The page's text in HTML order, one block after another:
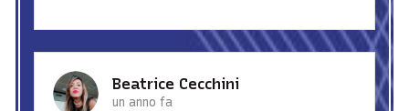
Beatrice Cecchini
un anno fa